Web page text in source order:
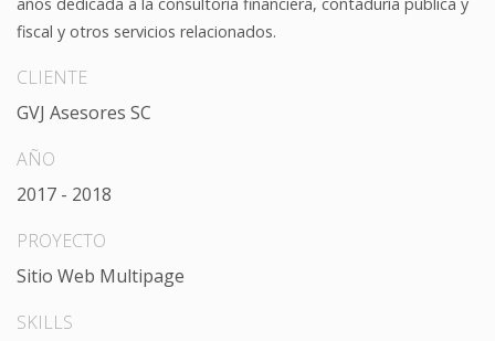
fiscal y otros servicios relacionados.
CLIENTE
GVJ Asesores SC
AÑO
2017 - 2018
PROYECTO
Sitio Web Multipage
SKILLS